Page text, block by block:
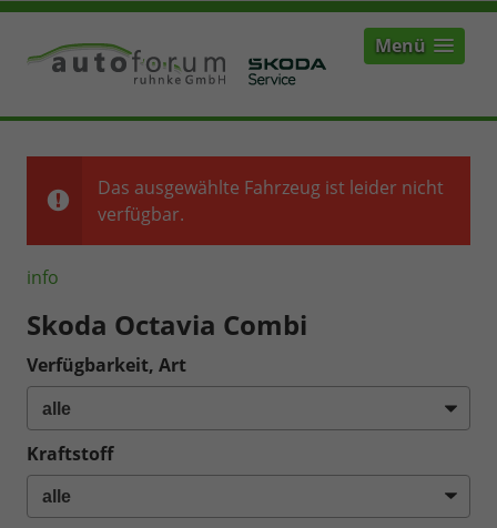
Menü
Das ausgewählte Fahrzeug ist leider nicht
verfügbar.
info
Skoda Octavia Combi
Verfügbarkeit, Art
Kraftstoff